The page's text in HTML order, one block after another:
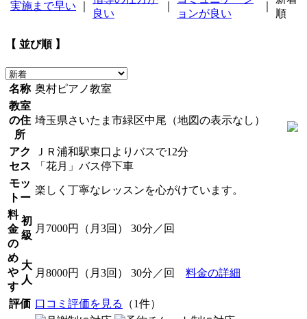
実施まで早い
良い
ョンが良い
順
【 並び順 】
名称 奥村ピアノ教室
教室
の住
所
埼玉県さいたま市緑区中尾（地図の表示なし）
アク
セス
ＪＲ浦和駅東口よりバスで12分
「花月」バス停下車
モッ
トー
楽しく丁寧なレッスンを心がけています。
料
金
の
め
や
す
初
級
月7000円（月3回） 30分／回
大
人
月8000円（月3回） 30分／回 料金の詳細
評価 口コミ評価を見る （1件）